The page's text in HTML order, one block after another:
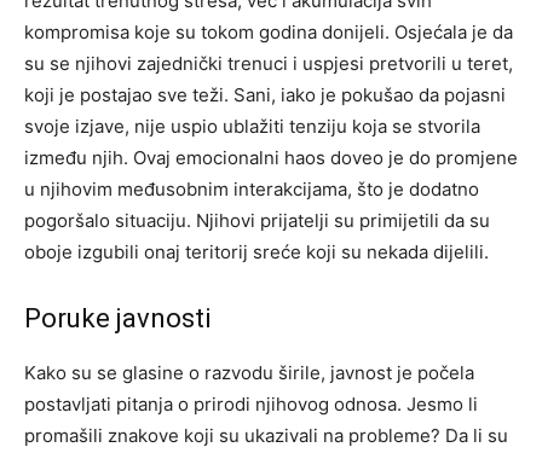
kompromisa koje su tokom godina donijeli. Osjećala je da
su se njihovi zajednički trenuci i uspjesi pretvorili u teret,
koji je postajao sve teži. Sani, iako je pokušao da pojasni
svoje izjave, nije uspio ublažiti tenziju koja se stvorila
između njih. Ovaj emocionalni haos doveo je do promjene
u njihovim međusobnim interakcijama, što je dodatno
pogoršalo situaciju. Njihovi prijatelji su primijetili da su
oboje izgubili onaj teritorij sreće koji su nekada dijelili.
Poruke javnosti
Kako su se glasine o razvodu širile, javnost je počela
postavljati pitanja o prirodi njihovog odnosa. Jesmo li
promašili znakove koji su ukazivali na probleme? Da li su